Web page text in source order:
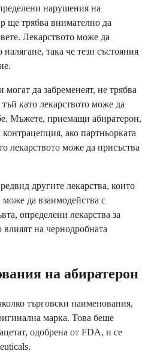
нарушения на
ще трябва внимателно да
Лекарството може да
така че тези състояния
да забременеят, не трябва
като лекарството може да
Мъжете, приемащи абиратерон,
ако партньорката
лекарството може да присъства
другите лекарства, които
да взаимодейства с
определени лекарства за
влияят на чернодробната
на абиратерон
търговски наименования,
марка. Това беше
одобрена от FDA, и се